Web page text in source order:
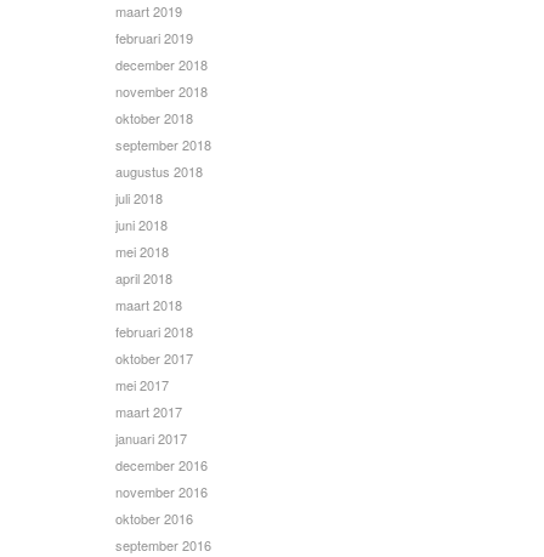
maart 2019
februari 2019
december 2018
november 2018
oktober 2018
september 2018
augustus 2018
juli 2018
juni 2018
mei 2018
april 2018
maart 2018
februari 2018
oktober 2017
mei 2017
maart 2017
januari 2017
december 2016
november 2016
oktober 2016
september 2016